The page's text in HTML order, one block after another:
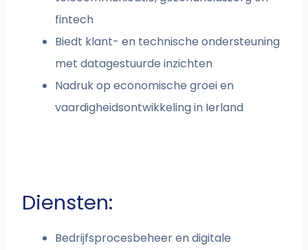
fintech
Biedt klant- en technische ondersteuning
met datagestuurde inzichten
Nadruk op economische groei en
vaardigheidsontwikkeling in Ierland
Diensten:
Bedrijfsprocesbeheer en digitale